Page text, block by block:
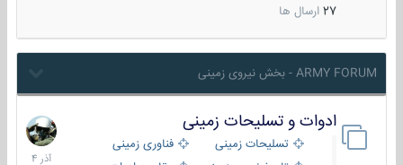
27 ارسال ها
ARMY FORUM - بخش نیروی زمینی
ادوات و تسلیحات زمینی
تسلیحات زمینی
فناوری زمینی
21
آذر
1404